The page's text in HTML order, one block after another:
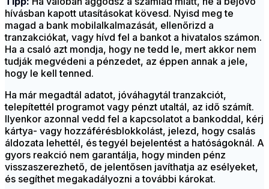
hívásban kapott utasításokat kövesd. Nyisd meg te
magad a bank mobilalkalmazását, ellenőrizd a
tranzakciókat, vagy hívd fel a bankot a hivatalos számon.
Ha a csaló azt mondja, hogy ne tedd le, mert akkor nem
tudják megvédeni a pénzedet, az éppen annak a jele,
hogy le kell tenned.
Ha már megadtál adatot, jóváhagytál tranzakciót,
telepítettél programot vagy pénzt utaltál, az idő számít.
Ilyenkor azonnal vedd fel a kapcsolatot a bankoddal, kérj
kártya- vagy hozzáférésblokkolást, jelezd, hogy csalás
áldozata lehettél, és tegyél bejelentést a hatóságoknál. A
gyors reakció nem garantálja, hogy minden pénz
visszaszerezhető, de jelentősen javíthatja az esélyeket,
és segíthet megakadályozni a további károkat.